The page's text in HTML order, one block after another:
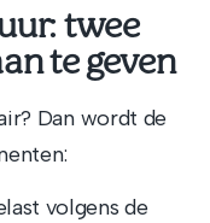
twee
te geven
Dan wordt de
volgens de